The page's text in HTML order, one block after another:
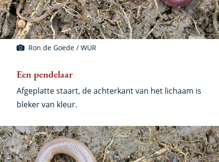
Ron de Goede / WUR
Een pendelaar
Afgeplatte staart, de achterkant van het lichaam is
bleker van kleur.